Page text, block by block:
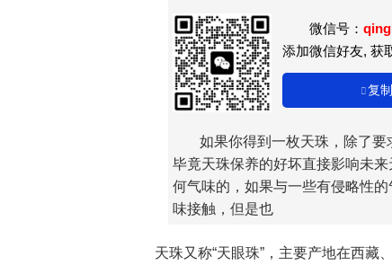
微信号：
添加微信好友, 获
复
如果你得到一枚天珠，除了要
毕竟天珠保养的好坏直接影响未
何气味的，如果与一些有侵略性
味接触，但是也
天珠又称“天眼珠”，主要产地在西